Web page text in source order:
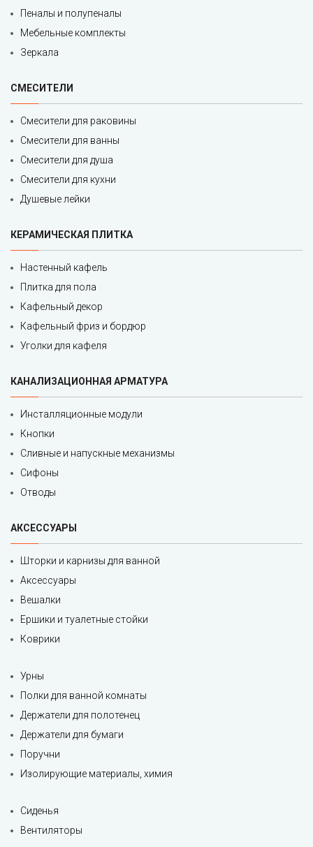
Пеналы и полупеналы
Мебельные комплекты
Зеркала
СМЕСИТЕЛИ
Смесители для раковины
Смесители для ванны
Смесители для душа
Смесители для кухни
Душевые лейки
КЕРАМИЧЕСКАЯ ПЛИТКА
Настенный кафель
Плитка для пола
Кафельный декор
Кафельный фриз и бордюр
Уголки для кафеля
КАНАЛИЗАЦИОННАЯ АРМАТУРА
Инсталляционные модули
Кнопки
Сливные и напускные механизмы
Сифоны
Отводы
АКСЕССУАРЫ
Шторки и карнизы для ванной
Аксессуары
Вешалки
Ершики и туалетные стойки
Коврики
Урны
Полки для ванной комнаты
Держатели для полотенец
Держатели для бумаги
Поручни
Изолирующие материалы, химия
Сиденья
Вентиляторы